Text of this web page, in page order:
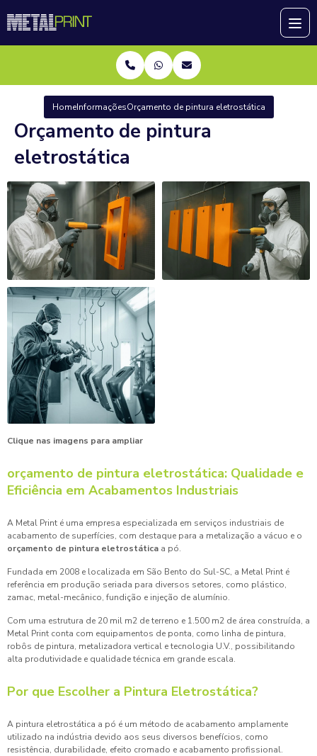
HomeInformaçõesOrçamento de pintura eletrostática
Orçamento de pintura
eletrostática
Clique nas imagens para ampliar
orçamento de pintura eletrostática: Qualidade e
Eficiência em Acabamentos Industriais
A Metal Print é uma empresa especializada em serviços industriais de
acabamento de superfícies, com destaque para a metalização a vácuo e o
orçamento de pintura eletrostática a pó.
Fundada em 2008 e localizada em São Bento do Sul-SC, a Metal Print é
referência em produção seriada para diversos setores, como plástico,
zamac, metal-mecânico, fundição e injeção de alumínio.
Com uma estrutura de 20 mil m2 de terreno e 1.500 m2 de área construída, a
Metal Print conta com equipamentos de ponta, como linha de pintura,
robôs de pintura, metalizadora vertical e tecnologia U.V., possibilitando
alta produtividade e qualidade técnica em grande escala.
Por que Escolher a Pintura Eletrostática?
A pintura eletrostática a pó é um método de acabamento amplamente
utilizado na indústria devido aos seus diversos benefícios, como
resistência, durabilidade, efeito cromado e acabamento profissional.